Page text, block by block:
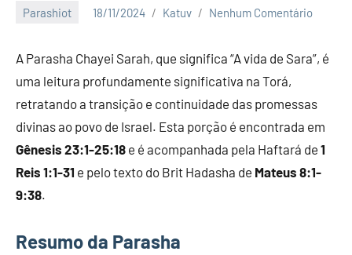
Parashiot 18/11/2024 Katuv Nenhum Comentário
A Parasha Chayei Sarah, que significa “A vida de Sara”, é
uma leitura profundamente significativa na Torá,
retratando a transição e continuidade das promessas
divinas ao povo de Israel. Esta porção é encontrada em
Gênesis 23:1-25:18 e é acompanhada pela Haftará de 1
Reis 1:1-31 e pelo texto do Brit Hadasha de Mateus 8:1-
9:38.
Resumo da Parasha